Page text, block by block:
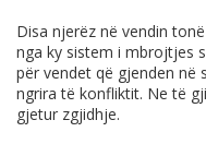
Disa njerëz në vendin
nga ky sistem i mbrojtjes
për vendet që gjenden në
ngrira të konfliktit. Ne të
gjetur zgjidhje.